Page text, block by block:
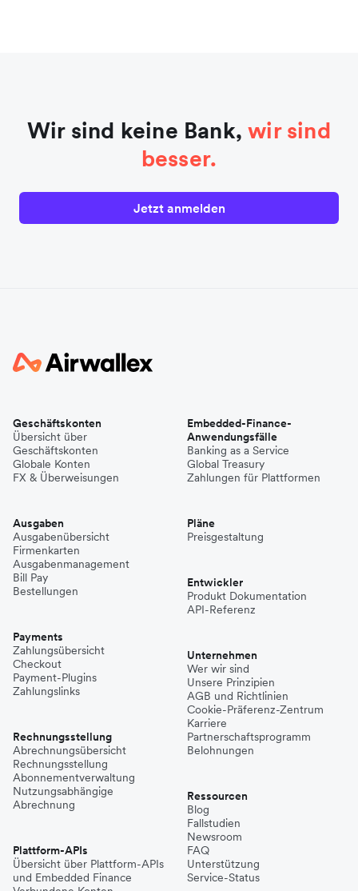
Wir sind keine Bank,wir sind
besser.
Jetzt anmelden
Geschäftskonten
Übersicht über
Geschäftskonten
Globale Konten
FX & Überweisungen
Ausgaben
Ausgabenübersicht
Firmenkarten
Ausgabenmanagement
Bill Pay
Bestellungen
Payments
Zahlungsübersicht
Checkout
Payment-Plugins
Zahlungslinks
Rechnungsstellung
Abrechnungsübersicht
Rechnungsstellung
Abonnementverwaltung
Nutzungsabhängige
Abrechnung
Plattform-APIs
Übersicht über Plattform-APIs
und Embedded Finance
Embedded-Finance-
Anwendungsfälle
Banking as a Service
Global Treasury
Zahlungen für Plattformen
Pläne
Preisgestaltung
Entwickler
Produkt Dokumentation
API-Referenz
Unternehmen
Wer wir sind
Unsere Prinzipien
AGB und Richtlinien
Cookie-Präferenz-Zentrum
Karriere
Partnerschaftsprogramm
Belohnungen
Ressourcen
Blog
Fallstudien
Newsroom
FAQ
Unterstützung
Service-Status